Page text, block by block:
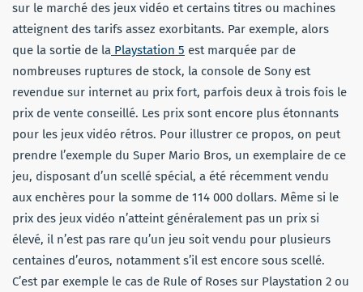
sur le marché des jeux vidéo et certains titres ou machines
atteignent des tarifs assez exorbitants. Par exemple, alors
que la sortie de la Playstation 5 est marquée par de
nombreuses ruptures de stock, la console de Sony est
revendue sur internet au prix fort, parfois deux à trois fois le
prix de vente conseillé. Les prix sont encore plus étonnants
pour les jeux vidéo rétros. Pour illustrer ce propos, on peut
prendre l’exemple du Super Mario Bros, un exemplaire de ce
jeu, disposant d’un scellé spécial, a été récemment vendu
aux enchères pour la somme de 114 000 dollars. Même si le
prix des jeux vidéo n’atteint généralement pas un prix si
élevé, il n’est pas rare qu’un jeu soit vendu pour plusieurs
centaines d’euros, notamment s’il est encore sous scellé.
C’est par exemple le cas de Rule of Roses sur Playstation 2 ou